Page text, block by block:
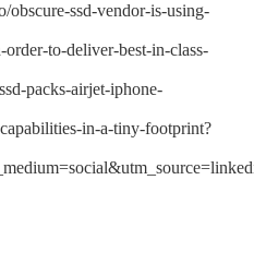
obscure-ssd-vendor-is-using-
to-deliver-best-in-class-
packs-airjet-iphone-
in-a-tiny-footprint?